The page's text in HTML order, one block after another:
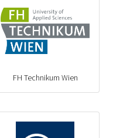
FH Technikum Wien